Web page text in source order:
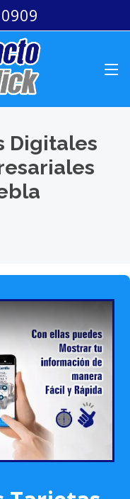
Digitales
(Google I/O '18)